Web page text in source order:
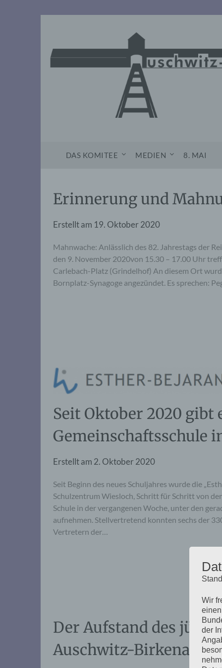
DAS KOMITEE MEDIEN 8. MAI
Erinnerung und
Erstellt am 19. Oktober 2020
Mahnwache: Anlässlich des 82. Jahrestags der
den 9. November 2020von 15.30 – 17.00 Uhr
Carlebach-Platz (Grindelhof) An diesem Ort
Bornplatz-Synagoge angezündet. Es sprechen:
Seit Oktober 2020 gibt
Gemeinschaftsschule
Erstellt am 2. Oktober 2020
Seit Beginn des neues Schuljahres wurde die
Schulzentrum Wiesloch, Schritt für Schritt von
Schule in der vergangenen Woche, unter den
aufnehmen. Stellvertretend konnten sechs der
Vertretern der…
Der Aufstand des
Auschwitz-Birkenau
Wir
der